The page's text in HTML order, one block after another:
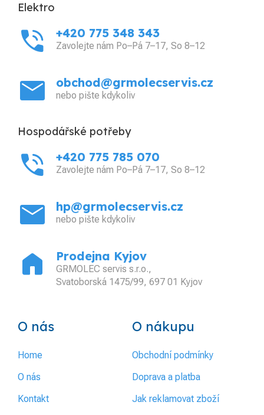
Elektro
phone_in_talk +420 775 348 343
Zavolejte nám Po–Pá 7–17, So 8–12
mail obchod@grmolecservis.cz
nebo pište kdykoliv
Hospodářské potřeby
phone_in_talk +420 775 785 070
Zavolejte nám Po–Pá 7–17, So 8–12
mail hp@grmolecservis.cz
nebo pište kdykoliv
home Prodejna Kyjov
GRMOLEC servis s.r.o.,
Svatoborská 1475/99, 697 01 Kyjov
O nás
Home
O nás
Kontakt
O nákupu
Obchodní podmínky
Doprava a platba
Jak reklamovat zboží